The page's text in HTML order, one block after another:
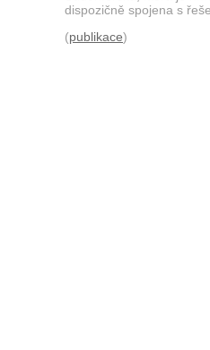
dispozičně spojena s
(publikace)